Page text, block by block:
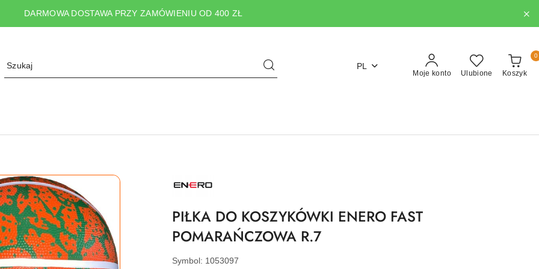
DARMOWA DOSTAWA PRZY ZAMÓWIENIU OD 400 ZŁ
PL
Moje konto Ulubione Koszyk
0
PRODUCENTA:
PIŁKA DO KOSZYKÓWKI ENERO FAST
POMARAŃCZOWA R.7
Symbol: 1053097